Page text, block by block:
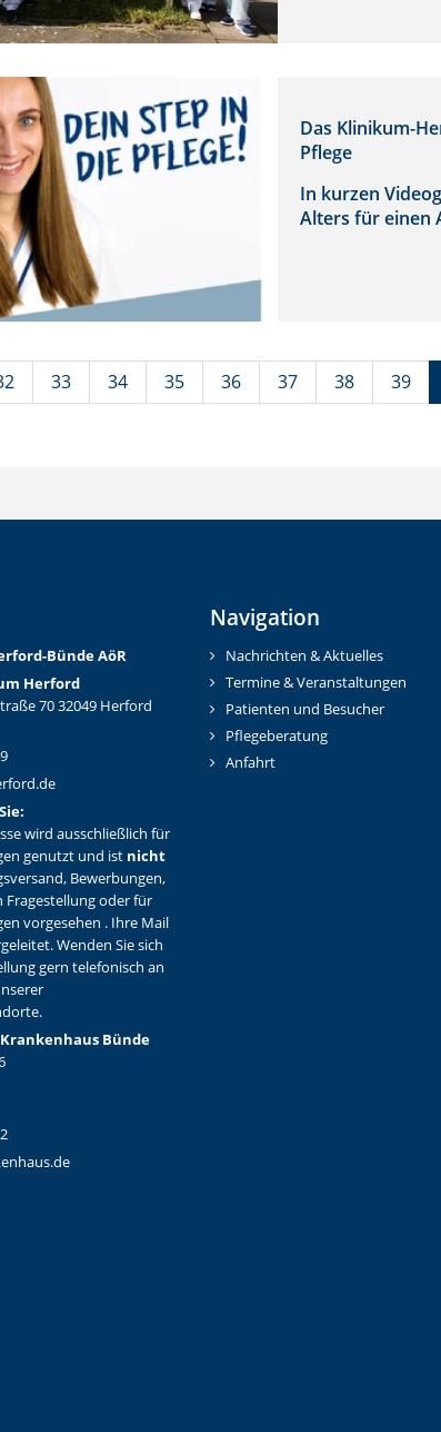
Das Klinikum-
Pflege
In kurzen
Alters für einen
33 34 35 36 37 38 39
Bünde AöR
Herford
70 32049 Herford
wird ausschließlich für
genutzt und ist nicht
Bewerbungen,
Fragestellung oder für
vorgesehen . Ihre Mail
Wenden Sie sich
gern telefonisch an
Bünde
Navigation
Nachrichten & Aktuelles
Termine & Veranstaltungen
Patienten und Besucher
Pflegeberatung
Anfahrt